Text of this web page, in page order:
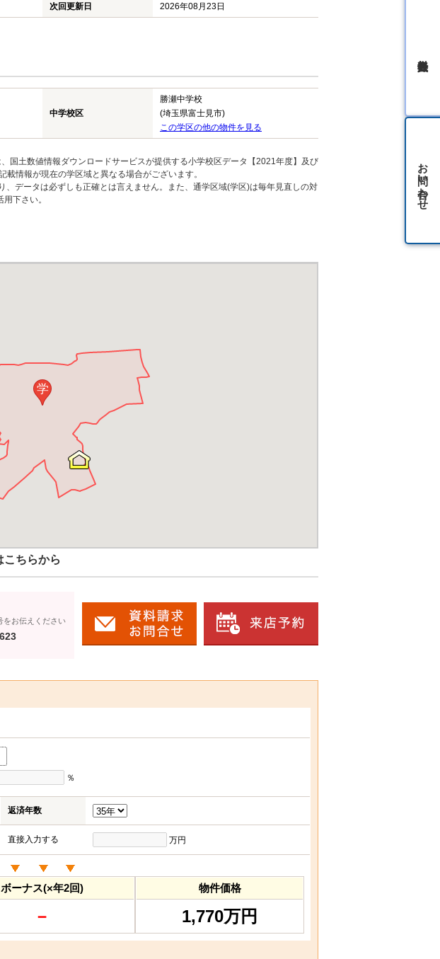
次回更新日
2026年08月23日
中学校区
勝瀬中学校
(埼玉県富士見市)
この学区の他の物件を見る
国土数値情報ダウンロードサービスが提供する小学校区データ【2021年度】及び
情報が現在の学区域と異なる場合がございます。
データは必ずしも正確とは言えません。また、通学区域(学区)は毎年見直しの対
下さい。
学
こちらから
をお伝えください
％
返済年数
直接入力する 万円
ボーナス(×年2回)
－
物件価格
1,770万円
お問い合わせ